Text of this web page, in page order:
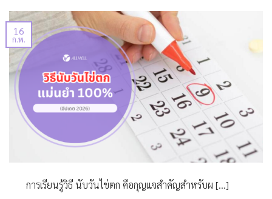
16
ก.พ.
การเรียนรู้วิธี นับวันไข่ตก คือกุญแจสำคัญสำหรับผ […]